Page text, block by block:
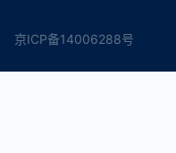
京ICP备14006288号